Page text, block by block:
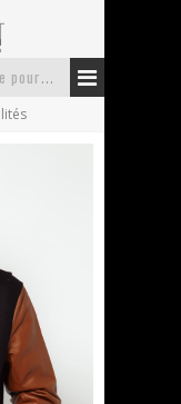
Doudoune pour femme : choisir la pièce idéale entre style, chaleur et durabilité
pour